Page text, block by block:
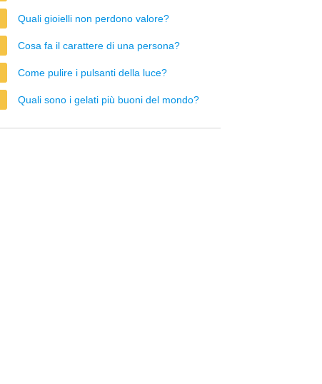
Quali gioielli non perdono valore?
Cosa fa il carattere di una persona?
Come pulire i pulsanti della luce?
Quali sono i gelati più buoni del mondo?